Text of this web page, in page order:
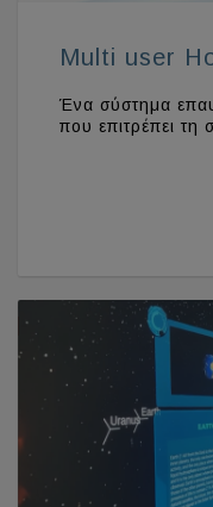
Multi user
Ένα σύστημα
που επιτρέπει τη